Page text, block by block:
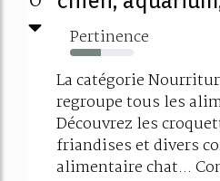
Pertinence
49%
La catégorie
regroupe tous les
Découvrez les
friandises et divers
alimentaire chat...